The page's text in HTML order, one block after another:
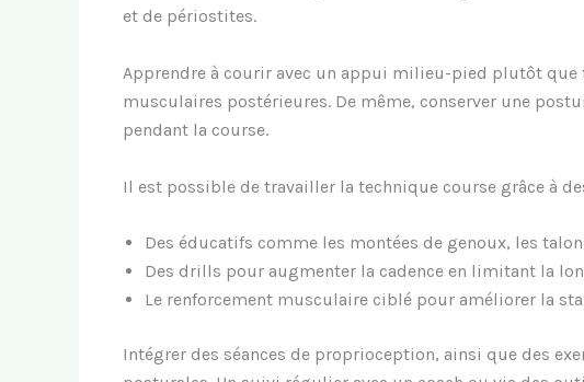
et de périostites.
Apprendre à courir avec un appui milieu-pied plutôt
musculaires postérieures. De même, conserver une
pendant la course.
Il est possible de travailler la technique course grâce à
Des éducatifs comme les montées de genoux, les
Des drills pour augmenter la cadence en limitant la
Le renforcement musculaire ciblé pour améliorer la
Intégrer des séances de proprioception, ainsi que des